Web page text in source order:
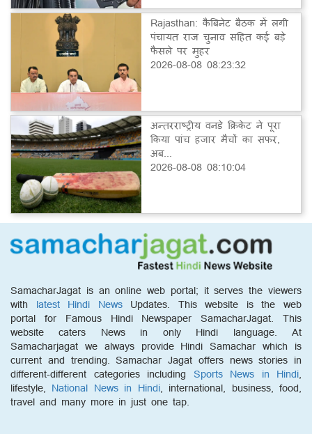
Rajasthan: कैबिनेट बैठक में लगी
पंचायत राज चुनाव सहित कई बड़े
फैसले पर मुहर
2026-08-08 08:23:32
अन्तरराष्ट्रीय वनडे क्रिकेट ने पूरा
किया पांच हजार मैचों का सफर,
अब...
2026-08-08 08:10:04
SamacharJagat is an online web portal; it serves the viewers
with latest Hindi NewsUpdates. This website is the web
portal for Famous Hindi Newspaper SamacharJagat. This
website caters News in only Hindi language. At
Samacharjagat we always provide Hindi Samachar which is
current and trending. Samachar Jagat offers news stories in
different-different categories including Sports News in Hindi,
lifestyle, National News in Hindi, international, business, food,
travel and many more in just one tap.